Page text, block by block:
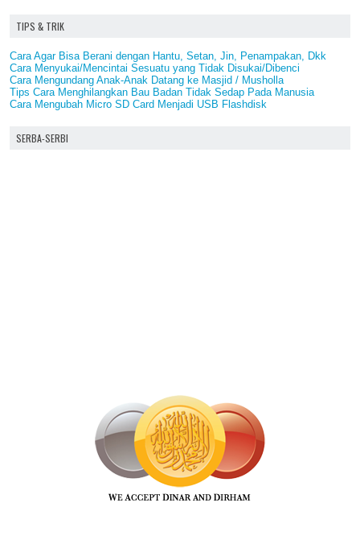
TIPS & TRIK
Cara Agar Bisa Berani dengan Hantu, Setan, Jin, Penampakan, Dkk
Cara Menyukai/Mencintai Sesuatu yang Tidak Disukai/Dibenci
Cara Mengundang Anak-Anak Datang ke Masjid / Musholla
Tips Cara Menghilangkan Bau Badan Tidak Sedap Pada Manusia
Cara Mengubah Micro SD Card Menjadi USB Flashdisk
SERBA-SERBI